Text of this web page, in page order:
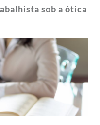
sob a ótica